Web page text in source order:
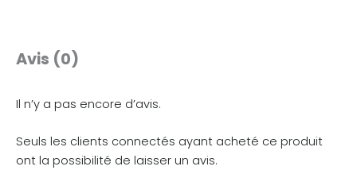
Avis (0)
Il n’y a pas encore d’avis.
Seuls les clients connectés ayant acheté ce produit
ont la possibilité de laisser un avis.